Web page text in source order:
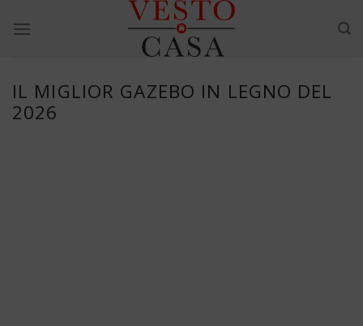
IL MIGLIOR GAZEBO IN LEGNO DEL
2026